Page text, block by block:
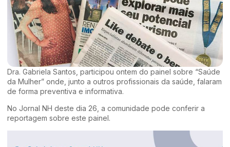
Dra. Gabriela Santos, participou ontem do painel sobre “Saúde
da Mulher” onde, junto a outros profissionais da saúde, falaram
de forma preventiva e informativa.
No Jornal NH deste dia 26, a comunidade pode conferir a
reportagem sobre este painel.